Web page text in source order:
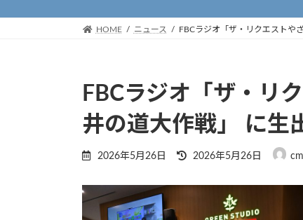
HOME ニュース FBCラジオ「ザ・リクエストや
FBCラジオ「ザ・リ
井の道大作戦」 に生
2026年5月26日
最
2026年5月26日